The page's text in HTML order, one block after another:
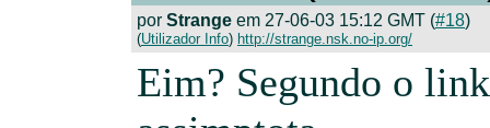
por Strange em 27-06-03 15:12 GMT (#18)
(Utilizador Info) http://strange.nsk.no-ip.org/
Eim? Segundo o